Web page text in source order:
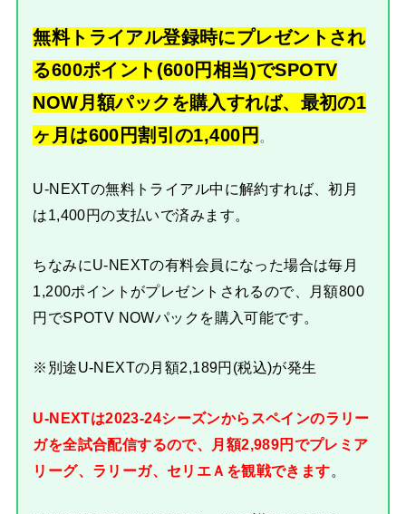
無料トライアル登録時にプレゼントされ
る600ポイント(600円相当)でSPOTV
NOW月額パックを購入すれば、最初の1
ヶ月は600円割引の1,400円 。
U-NEXTの無料トライアル中に解約すれば、初月
は1,400円の支払いで済みます。
ちなみにU-NEXTの有料会員になった場合は毎月
1,200ポイントがプレゼントされるので、月額800
円でSPOTV NOWパックを購入可能です。
※別途U-NEXTの月額2,189円(税込)が発生
U-NEXTは2023-24シーズンからスペインのラリー
ガを全試合配信するので、月額2,989円でプレミア
リーグ、ラリーガ、セリエＡを観戦できます。